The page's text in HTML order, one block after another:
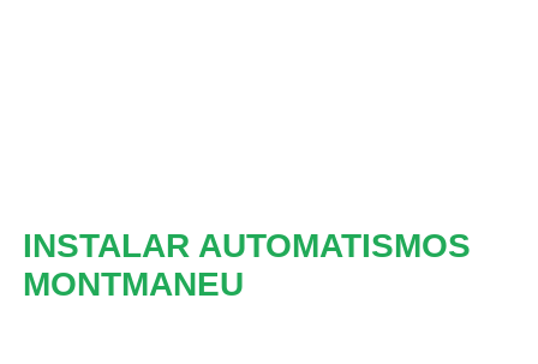
INSTALAR AUTOMATISMOS
MONTMANEU